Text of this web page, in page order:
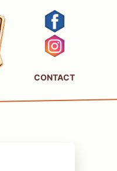
CONTACT